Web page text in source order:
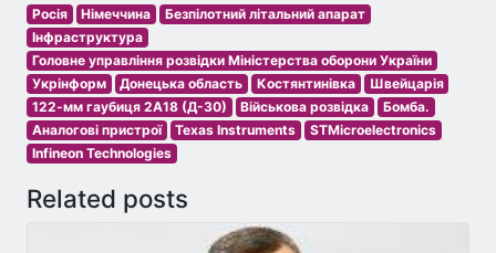
Росія Німеччина
Безпілотний літальний апарат
Інфраструктура
Головне управління розвідки Міністерства оборони України
Укрінформ
Донецька область Костянтинівка
Швейцарія
122-мм гаубиця 2А18 (Д-30)
Військова розвідка
Бомба.
Аналогові пристрої
Texas Instruments
STMicroelectronics
Infineon Technologies
Related posts